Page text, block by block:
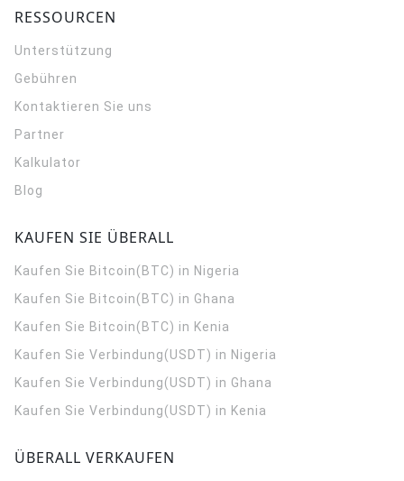
RESSOURCEN
Unterstützung
Gebühren
Kontaktieren Sie uns
Partner
Kalkulator
Blog
KAUFEN SIE ÜBERALL
Kaufen Sie Bitcoin(BTC) in Nigeria
Kaufen Sie Bitcoin(BTC) in Ghana
Kaufen Sie Bitcoin(BTC) in Kenia
Kaufen Sie Verbindung(USDT) in Nigeria
Kaufen Sie Verbindung(USDT) in Ghana
Kaufen Sie Verbindung(USDT) in Kenia
ÜBERALL VERKAUFEN